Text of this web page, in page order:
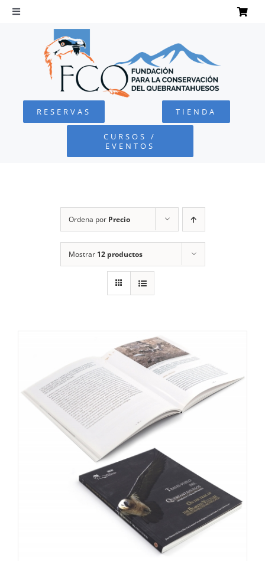
Saltar
Toggle
Navigation
QUEBRANTAHUESOS
FUNDACIÓN
CARRITO
RESERVAS TIENDA
CURSOS /
EVENTOS
Ordena por Precio
Mostrar 12 productos